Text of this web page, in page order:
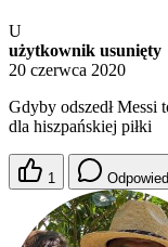
U
użytkownik usunięty
20 czerwca 2020
Gdyby odszedł Messi
dla hiszpańskiej piłki
1